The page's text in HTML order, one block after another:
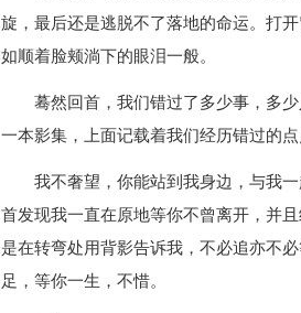
旋，最后还是逃脱不了落地的命运。打
如顺着脸颊淌下的眼泪一般。
蓦然回首，我们错过了多少事，多
一本影集，上面记载着我们经历错过的点
我不奢望，你能站到我身边，与我
首发现我一直在原地等你不曾离开，并
是在转弯处用背影告诉我，不必追亦不
足，等你一生，不惜。